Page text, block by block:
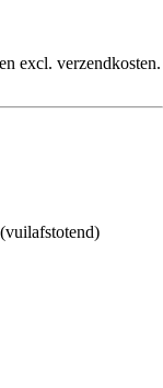
excl. verzendkosten.